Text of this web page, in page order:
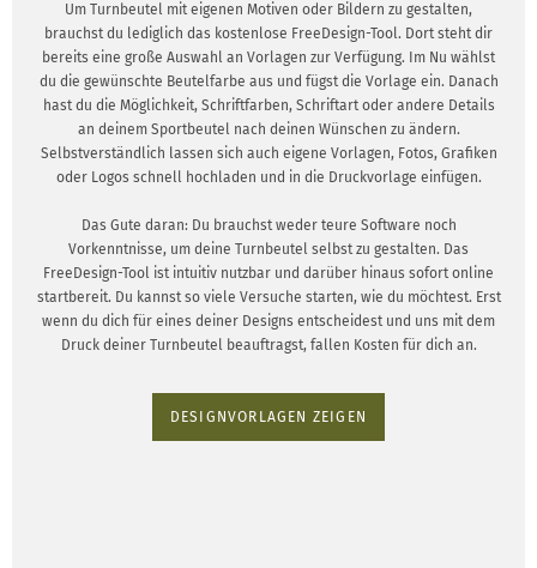
Um Turnbeutel mit eigenen Motiven oder Bildern zu gestalten,
brauchst du lediglich das kostenlose FreeDesign-Tool. Dort steht dir
bereits eine große Auswahl an Vorlagen zur Verfügung. Im Nu wählst
du die gewünschte Beutelfarbe aus und fügst die Vorlage ein. Danach
hast du die Möglichkeit, Schriftfarben, Schriftart oder andere Details
an deinem Sportbeutel nach deinen Wünschen zu ändern.
Selbstverständlich lassen sich auch eigene Vorlagen, Fotos, Grafiken
oder Logos schnell hochladen und in die Druckvorlage einfügen.
Das Gute daran: Du brauchst weder teure Software noch
Vorkenntnisse, um deine Turnbeutel selbst zu gestalten. Das
FreeDesign-Tool ist intuitiv nutzbar und darüber hinaus sofort online
startbereit. Du kannst so viele Versuche starten, wie du möchtest. Erst
wenn du dich für eines deiner Designs entscheidest und uns mit dem
Druck deiner Turnbeutel beauftragst, fallen Kosten für dich an.
DESIGNVORLAGEN ZEIGEN